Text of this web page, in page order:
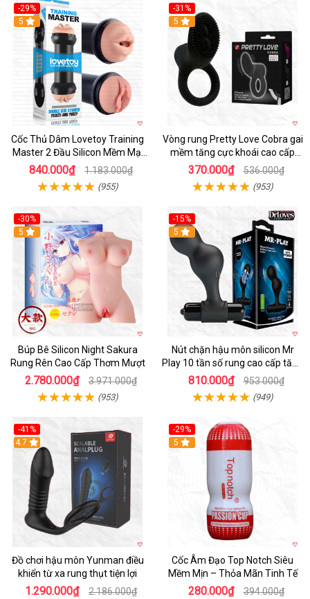
-29%
Hot
5
Cốc Thủ Dâm Lovetoy Training
Master 2 Đầu Silicon Mềm Mại
Tiện Lợi
840.000₫ 1.183.000₫
(955)
-31%
5
Vòng rung Pretty Love Cobra gai
mềm tăng cực khoái cao cấp
chính hãng
370.000₫ 536.000₫
(953)
-30%
Hot
5
Búp Bê Silicon Night Sakura
Rung Rên Cao Cấp Thơm Mượt
2.780.000₫ 3.971.000₫
(953)
-15%
Hot
5
Nút chặn hậu môn silicon Mr
Play 10 tần số rung cao cấp tăng
khoái cảm
810.000₫ 953.000₫
(949)
-41%
Hot
4.7
Đồ chơi hậu môn Yunman điều
khiển từ xa rung thụt tiện lợi
1.290.000₫ 2.186.000₫
-29%
5
Cốc Âm Đạo Top Notch Siêu
Mềm Mịn – Thỏa Mãn Tinh Tế
280.000₫ 394.000₫